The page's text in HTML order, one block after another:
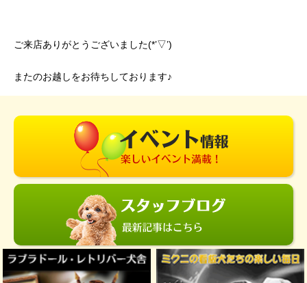
ご来店ありがとうございました(*’▽’)
またのお越しをお待ちしております♪